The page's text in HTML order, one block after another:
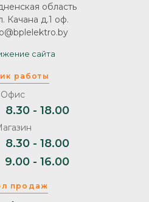
продаж
работы
Офис
8.30 - 18.00
8.30 - 18.00
9.00 - 16.00
область
Качана д.1 оф.
сайта